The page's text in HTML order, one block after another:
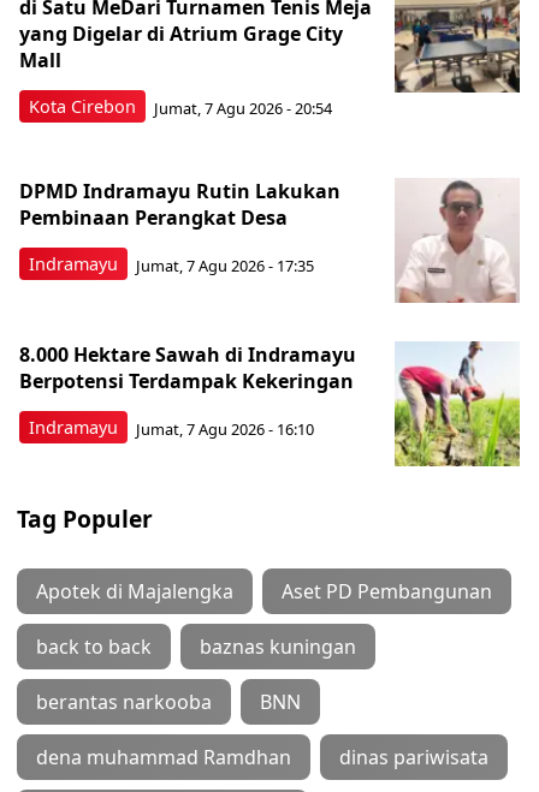
Kota Cirebon
di Satu MeDari Turnamen Tenis Meja
yang Digelar di Atrium Grage City
Mall
Jumat, 7 Agu 2026 - 20:54
Indramayu
DPMD Indramayu Rutin Lakukan
Pembinaan Perangkat Desa
Jumat, 7 Agu 2026 - 17:35
Indramayu
8.000 Hektare Sawah di Indramayu
Berpotensi Terdampak Kekeringan
Jumat, 7 Agu 2026 - 16:10
Tag Populer
Apotek di Majalengka Aset PD Pembangunan
back to back baznas kuningan
berantas narkooba BNN
dena muhammad Ramdhan dinas pariwisata